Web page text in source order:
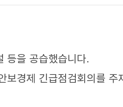
등을 공습했습니다.
보경제 긴급점검회의를